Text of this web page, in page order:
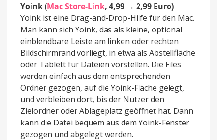
Yoink (Mac Store-Link, 4,99 → 2,99 Euro)
Yoink ist eine Drag-and-Drop-Hilfe für den Mac.
Man kann sich Yoink, das als kleine, optional
einblendbare Leiste am linken oder rechten
Bildschirmrand vorliegt, in etwa als Abstellfläche
oder Tablett für Dateien vorstellen. Die Files
werden einfach aus dem entsprechenden
Ordner gezogen, auf die Yoink-Fläche gelegt,
und verbleiben dort, bis der Nutzer den
Zielordner oder Ablageplatz geöffnet hat. Dann
kann die Datei bequem aus dem Yoink-Fenster
gezogen und abgelegt werden.